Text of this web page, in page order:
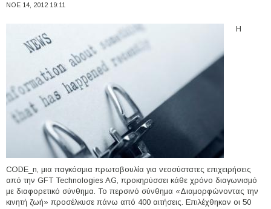
ΝΟΕ 14, 2012 19:11
Η
CODE_n, μια παγκόσμια πρωτοβουλία για νεοσύστατες επιχειρήσεις
από την GFT Technologies AG, προκηρύσσει κάθε χρόνο διαγωνισμό
με διαφορετικό σύνθημα. Το περσινό σύνθημα «Διαμορφώνοντας την
κινητή ζωή» προσέλκυσε πάνω από 400 αιτήσεις. Επιλέχθηκαν οι 50